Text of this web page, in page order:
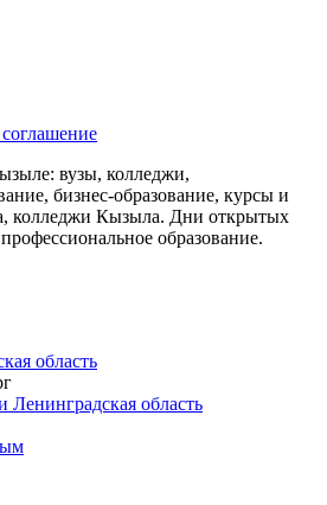
вузы, колледжи,
бизнес-образование, курсы и
колледжи Кызыла. Дни открытых
образование.
область
Ленинградская область